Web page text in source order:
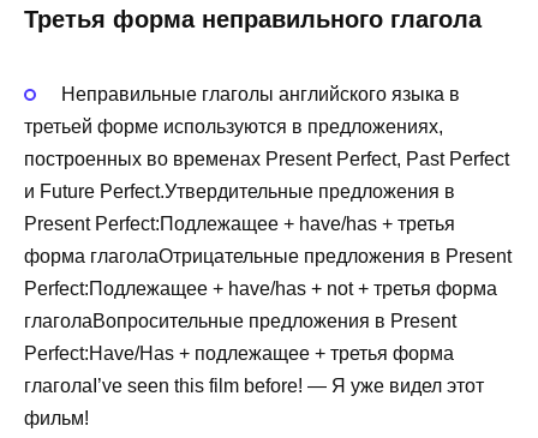
Третья форма неправильного глагола
Неправильные глаголы английского языка в
третьей форме используются в предложениях,
построенных во временах Present Perfect, Past Perfect
и Future Perfect.Утвердительные предложения в
Present Perfect:Подлежащее + have/has + третья
форма глаголаОтрицательные предложения в Present
Perfect:Подлежащее + have/has + not + третья форма
глаголаВопросительные предложения в Present
Perfect:Have/Has + подлежащее + третья форма
глаголаI’ve seen this film before! — Я уже видел этот
фильм!